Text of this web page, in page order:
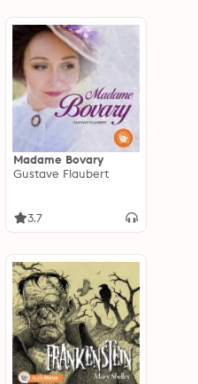
Madame Bovary
Gustave Flaubert
3.7